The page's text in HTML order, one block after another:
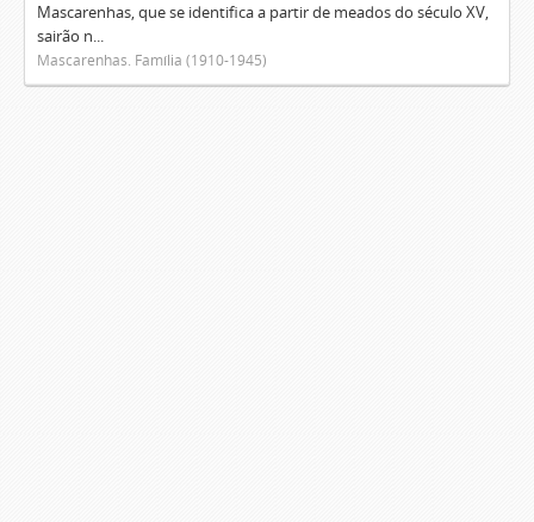
Mascarenhas, que se identifica a partir de meados do século XV,
sairão n...
Mascarenhas. Família (1910-1945)